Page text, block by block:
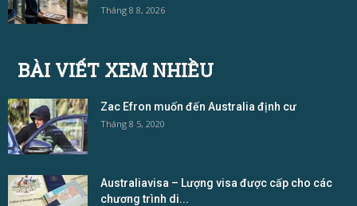
Tháng 8 8, 2026
BÀI VIẾT XEM NHIỀU
Zac Efron muốn đến Australia định cư
Tháng 8 5, 2020
Australiavisa – Lượng visa được cấp cho các
chương trình di...